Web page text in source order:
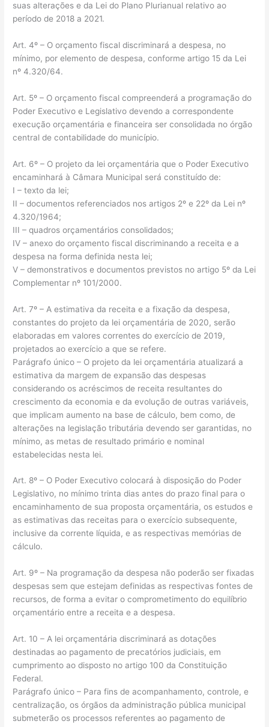
suas alterações e da Lei do Plano Plurianual relativo ao
período de 2018 a 2021.
Art. 4º – O orçamento fiscal discriminará a despesa, no
mínimo, por elemento de despesa, conforme artigo 15 da Lei
nº 4.320/64.
Art. 5º – O orçamento fiscal compreenderá a programação do
Poder Executivo e Legislativo devendo a correspondente
execução orçamentária e financeira ser consolidada no órgão
central de contabilidade do município.
Art. 6º – O projeto da lei orçamentária que o Poder Executivo
encaminhará à Câmara Municipal será constituído de:
I – texto da lei;
II – documentos referenciados nos artigos 2º e 22º da Lei nº
4.320/1964;
III – quadros orçamentários consolidados;
IV – anexo do orçamento fiscal discriminando a receita e a
despesa na forma definida nesta lei;
V – demonstrativos e documentos previstos no artigo 5º da Lei
Complementar nº 101/2000.
Art. 7º – A estimativa da receita e a fixação da despesa,
constantes do projeto da lei orçamentária de 2020, serão
elaboradas em valores correntes do exercício de 2019,
projetados ao exercício a que se refere.
Parágrafo único – O projeto da lei orçamentária atualizará a
estimativa da margem de expansão das despesas
considerando os acréscimos de receita resultantes do
crescimento da economia e da evolução de outras variáveis,
que implicam aumento na base de cálculo, bem como, de
alterações na legislação tributária devendo ser garantidas, no
mínimo, as metas de resultado primário e nominal
estabelecidas nesta lei.
Art. 8º – O Poder Executivo colocará à disposição do Poder
Legislativo, no mínimo trinta dias antes do prazo final para o
encaminhamento de sua proposta orçamentária, os estudos e
as estimativas das receitas para o exercício subsequente,
inclusive da corrente líquida, e as respectivas memórias de
cálculo.
Art. 9º – Na programação da despesa não poderão ser fixadas
despesas sem que estejam definidas as respectivas fontes de
recursos, de forma a evitar o comprometimento do equilíbrio
orçamentário entre a receita e a despesa.
Art. 10 – A lei orçamentária discriminará as dotações
destinadas ao pagamento de precatórios judiciais, em
cumprimento ao disposto no artigo 100 da Constituição
Federal.
Parágrafo único – Para fins de acompanhamento, controle, e
centralização, os órgãos da administração pública municipal
submeterão os processos referentes ao pagamento de